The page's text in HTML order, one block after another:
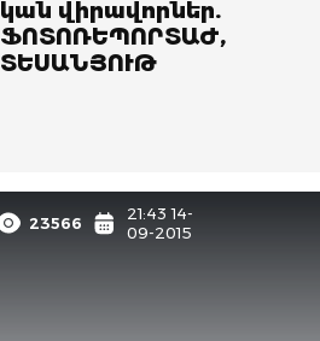
կան վիրավորներ.
ՖՈՏՈՌԵՊՈՐՏԱԺ,
ՏԵՍԱՆՅՈՒԹ
23566
21:43 14-
09-2015